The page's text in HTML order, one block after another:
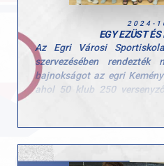
2024-
EGY EZÜST
Az Egri Városi
szervezésében
bajnokságot az egri
ahol 50 klub 250
tatamin, fiú és leány
Eredmények